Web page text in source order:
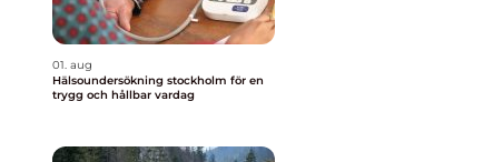
01. aug
Hälsoundersökning stockholm för en
trygg och hållbar vardag